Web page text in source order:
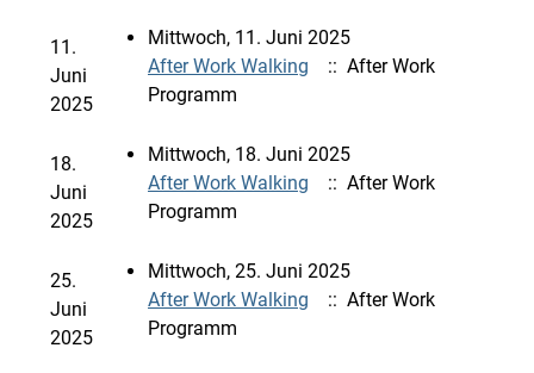
11.
Juni
2025
Mittwoch, 11. Juni 2025
After Work Walking
:: After Work
Programm
18.
Juni
2025
Mittwoch, 18. Juni 2025
After Work Walking
:: After Work
Programm
25.
Juni
2025
Mittwoch, 25. Juni 2025
After Work Walking
:: After Work
Programm